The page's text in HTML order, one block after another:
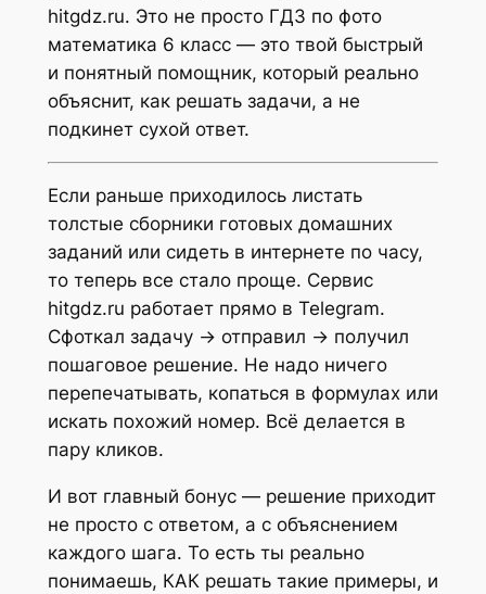
hitgdz.ru. Это не просто ГДЗ по фото
математика 6 класс — это твой быстрый
и понятный помощник, который реально
объяснит, как решать задачи, а не
подкинет сухой ответ.
Если раньше приходилось листать
толстые сборники готовых домашних
заданий или сидеть в интернете по часу,
то теперь все стало проще. Сервис
hitgdz.ru работает прямо в Telegram.
Сфоткал задачу → отправил → получил
пошаговое решение. Не надо ничего
перепечатывать, копаться в формулах или
искать похожий номер. Всё делается в
пару кликов.
И вот главный бонус — решение приходит
не просто с ответом, а с объяснением
каждого шага. То есть ты реально
понимаешь, КАК решать такие примеры, и